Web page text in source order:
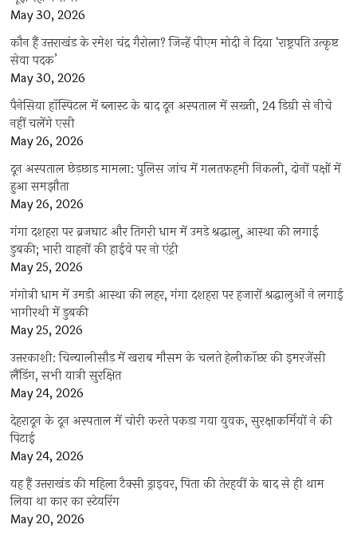
May 30, 2026
कौन हैं उत्तराखंड के रमेश चंद्र गैरोला? जिन्हें पीएम मोदी ने दिया ‘राष्ट्रपति उत्कृष्ट
सेवा पदक’
May 30, 2026
पैनेसिया हॉस्पिटल में ब्लास्ट के बाद दून अस्पताल में सख्ती, 24 डिग्री से नीचे
नहीं चलेंगे एसी
May 26, 2026
दून अस्पताल छेड़छाड़ मामला: पुलिस जांच में गलतफहमी निकली, दोनों पक्षों में
हुआ समझौता
May 26, 2026
गंगा दशहरा पर ब्रजघाट और तिगरी धाम में उमड़े श्रद्धालु, आस्था की लगाई
डुबकी; भारी वाहनों की हाईवे पर नो एंट्री
May 25, 2026
गंगोत्री धाम में उमड़ी आस्था की लहर, गंगा दशहरा पर हजारों श्रद्धालुओं ने लगाई
भागीरथी में डुबकी
May 25, 2026
उत्तरकाशी: चिन्यालीसौड़ में खराब मौसम के चलते हेलीकॉप्टर की इमरजेंसी
लैंडिंग, सभी यात्री सुरक्षित
May 24, 2026
देहरादून के दून अस्पताल में चोरी करते पकड़ा गया युवक, सुरक्षाकर्मियों ने की
पिटाई
May 24, 2026
यह हैं उत्तराखंड की महिला टैक्सी ड्राइवर, पिता की तेरहवीं के बाद से ही थाम
लिया था कार का स्टेयरिंग
May 20, 2026